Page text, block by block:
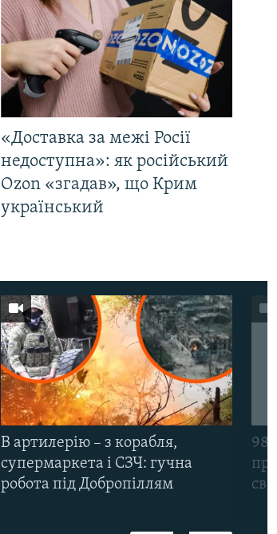
«Доставка за межі Росії
недоступна»: як російський
Ozon «згадав», що Крим
український
В артилерію – з корабля,
супермаркета і СЗЧ: гучна
робота під Добропіллям
98-